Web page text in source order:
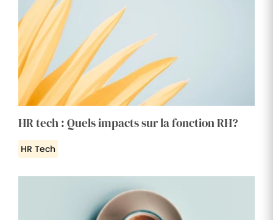
HR tech : Quels impacts sur la fonction RH?
HR Tech